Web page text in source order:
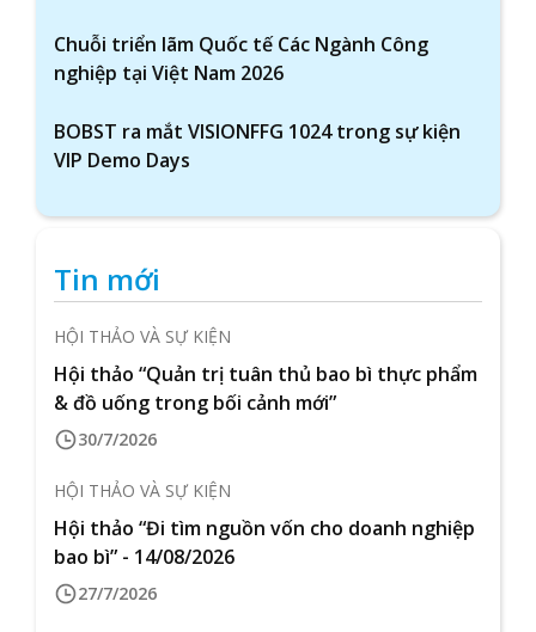
Chuỗi triển lãm Quốc tế Các Ngành Công
nghiệp tại Việt Nam 2026
BOBST ra mắt VISIONFFG 1024 trong sự kiện
VIP Demo Days
Tin mới
HỘI THẢO VÀ SỰ KIỆN
Hội thảo “Quản trị tuân thủ bao bì thực phẩm
& đồ uống trong bối cảnh mới”
30/7/2026
HỘI THẢO VÀ SỰ KIỆN
Hội thảo “Đi tìm nguồn vốn cho doanh nghiệp
bao bì” - 14/08/2026
27/7/2026